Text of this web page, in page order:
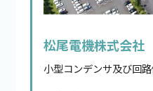
松尾電機株式会社
小型コンデンサ及び回